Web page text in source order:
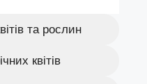
та рослин
квітів